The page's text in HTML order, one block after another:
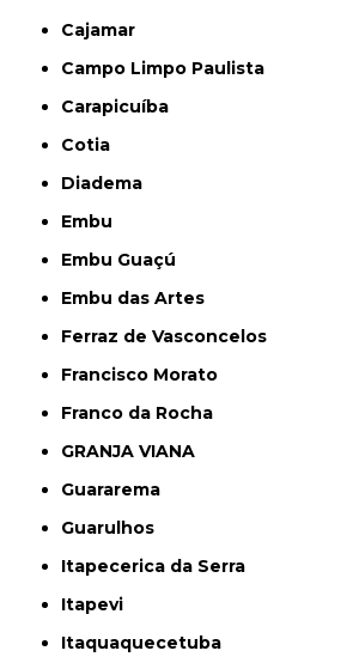
Cajamar
Campo Limpo Paulista
Carapicuíba
Cotia
Diadema
Embu
Embu Guaçú
Embu das Artes
Ferraz de Vasconcelos
Francisco Morato
Franco da Rocha
GRANJA VIANA
Guararema
Guarulhos
Itapecerica da Serra
Itapevi
Itaquaquecetuba